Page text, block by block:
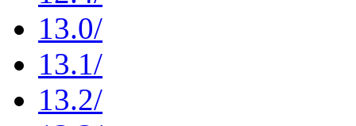
13.0/
13.1/
13.2/